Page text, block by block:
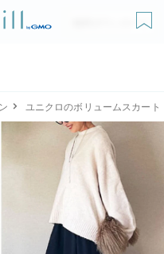
無料ダウンロード
ユニクロのボリュームスカート